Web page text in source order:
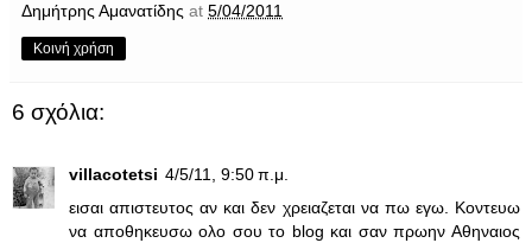
Δημήτρης Αμανατίδης at 5/04/2011
Κοινή χρήση
6 σχόλια:
villacotetsi 4/5/11, 9:50 π.μ.
εισαι απιστευτος αν και δεν χρειαζεται να πω εγω. Κοντευω
να αποθηκευσω ολο σου το blog και σαν πρωην Αθηναιος